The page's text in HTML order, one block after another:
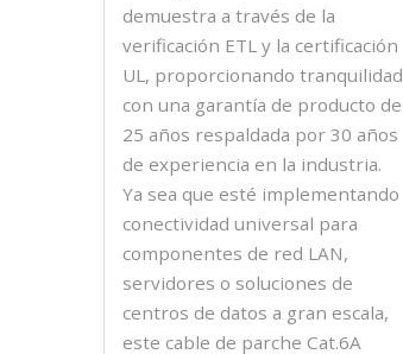
demuestra a través de la
verificación ETL y la certificación
UL, proporcionando tranquilidad
con una garantía de producto de
25 años respaldada por 30 años
de experiencia en la industria.
Ya sea que esté implementando
conectividad universal para
componentes de red LAN,
servidores o soluciones de
centros de datos a gran escala,
este cable de parche Cat.6A